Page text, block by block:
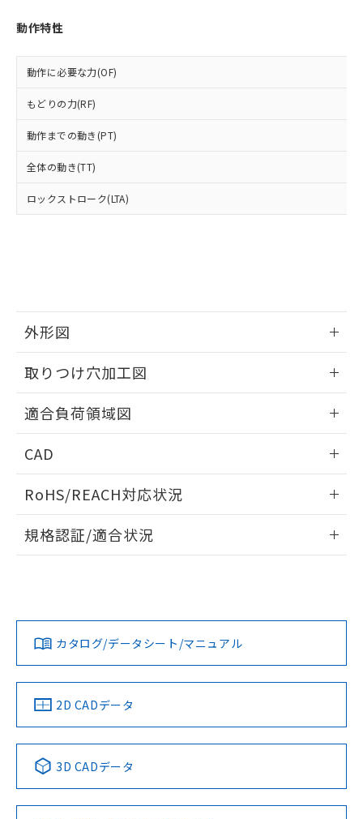
動作特性
動作に必要な力(OF)
もどりの力(RF)
動作までの動き(PT)
全体の動き(TT)
ロックストローク(LTA)
外形図
取りつけ穴加工図
適合負荷領域図
CAD
ドすることができます。
ログイン/会員登録
ダウンロードデータをご利用いただく前に、以下を必ずお読
みください。
ソフトウェアの使用条件
RoHS/REACH対応状況
EU RoHS 注意事項・凡例
対応済み
中国 RoHS 注意事項・凡例
Pb Hg Cd Cr(VI)
規格認証/適合状況
カタログ/データシート/マニュアル
2D CADデータ
3D CADデータ
および当社の共同利用者が、当社の製
品・サービスに関するお客様との取
をご了承ください。
の共同利用に関して"
指します。
※3 非含有証明書ダウンロード
とができます。
EU RoHS指令（10物質）の非含有証明書
51物質の非含有証明書（当社基準）
※本証明書は発行日時点で非含有を証明す
るもので、過去に遡って非含有を証明する
ものではありません。
していることから、特段のことがない限
り、2022年1月12日より割愛しておりま